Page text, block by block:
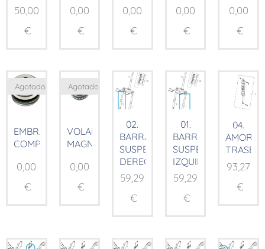
50,00
€
0,00
€
0,00
€
0,00
€
0,00
€
EMBRAGUE
COMP.
Agotado
0,00
€
VOLANTE
MAGNÉTICO
Agotado
0,00
€
02.
BARRA
SUSPENSIÓN
DERECHA
59,29
€
01.
BARRA
SUSPENSIÓN
IZQUIERDA
59,29
€
04.
93,27
€